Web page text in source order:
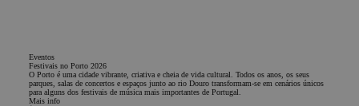
Eventos
Festivais no Porto 2026
O Porto é uma cidade vibrante, criativa e cheia de vida cultural. Todos os anos, os seus
parques, salas de concertos e espaços junto ao rio Douro transformam-se em cenários únicos
para alguns dos festivais de música mais importantes de Portugal.
Mais info